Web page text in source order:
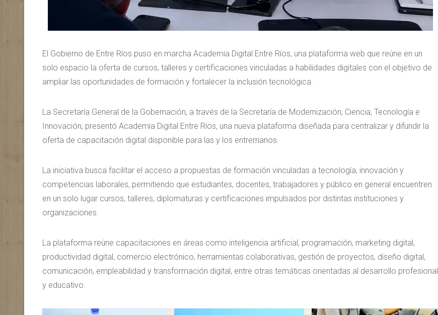
El Gobierno de Entre Ríos puso en marcha Academia Digital Entre Ríos, una plataforma web que reúne en un
solo espacio la oferta de cursos, talleres y certificaciones vinculadas a habilidades digitales con el objetivo de
ampliar las oportunidades de formación y fortalecer la inclusión tecnológica.
La Secretaría General de la Gobernación, a través de la Secretaría de Modernización, Ciencia, Tecnología e
Innovación, presentó Academia Digital Entre Ríos, una nueva plataforma diseñada para centralizar y difundir la
oferta de capacitación digital disponible para las y los entrerrianos.
La iniciativa busca facilitar el acceso a propuestas de formación vinculadas a tecnología, innovación y
competencias laborales, permitiendo que estudiantes, docentes, trabajadores y público en general encuentren
en un solo lugar cursos, talleres, diplomaturas y certificaciones impulsados por distintas instituciones y
organizaciones.
La plataforma reúne capacitaciones en áreas como inteligencia artificial, programación, marketing digital,
productividad digital, comercio electrónico, herramientas colaborativas, gestión de proyectos, diseño digital,
comunicación, empleabilidad y transformación digital, entre otras temáticas orientadas al desarrollo profesional
y educativo.